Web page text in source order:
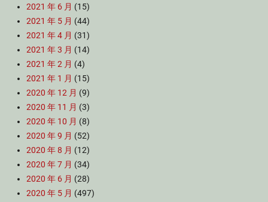
2021 年 6 月 (15)
2021 年 5 月 (44)
2021 年 4 月 (31)
2021 年 3 月 (14)
2021 年 2 月 (4)
2021 年 1 月 (15)
2020 年 12 月 (9)
2020 年 11 月 (3)
2020 年 10 月 (8)
2020 年 9 月 (52)
2020 年 8 月 (12)
2020 年 7 月 (34)
2020 年 6 月 (28)
2020 年 5 月 (497)